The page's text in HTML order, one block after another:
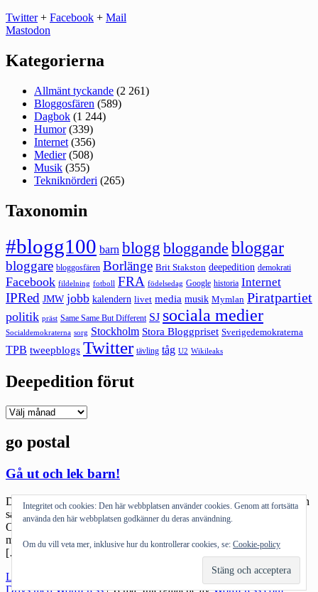
Twitter+ Facebook + Mail
Mastodon
Kategorierna
Allmänt tyckande (2 261)
Bloggosfären (589)
Dagbok (1 244)
Humor(339)
Internet (356)
Medier(508)
Musik (355)
Tekniknörderi (265)
Taxonomin
#blogg100 barn blogg bloggande bloggar
bloggare bloggosfären Borlänge Brit Stakston deepedition demokrati
Facebook fildelning fotboll FRA födelsedag Google historia Internet
IPRed JMW jobb kalendern livet media musik Mymlan Piratpartiet
politik präst Same Same But Different SJ sociala medier
Socialdemokraterna sorg Stockholm Stora Bloggpriset Sverigedemokraterna
TPB tweepblogs Twitter tävling tåg U2 Wikileaks
Deepedition förut
Deepedition
go postal
Gå ut och lek barn!
Det största felköp jag gjort är barnens speldator. Inte att jag köpte en
sådan utan att jag köpte just den. På saligen och av få saknade
OnOff. Jag vet – man ska inte köpa sånt på kedjorna. Jag vet att
man ska bygga själv. Jag vet allt det där. Men det drog ut på tiden,
[…]
Läs mer
ut
Drivs med WordPress |Tema: Intergalactic avWordPress.com.
Integritet och cookies: Den här webbplatsen använder cookies. Genom att fortsätta
använda den här webbplatsen godkänner du deras användning.
Om du vill veta mer, inklusive hur du kontrollerar cookies, se: Cookie-policy